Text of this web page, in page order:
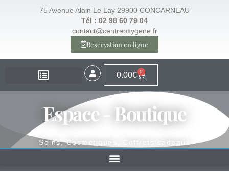
75 Avenue Alain Le Lay 29900 CONCARNEAU
Tél : 02 98 60 79 04
contact@centreoxygene.fr
Reservation en ligne
0.00€ 0
Espace - Boutique
Soins, Cosmétiques, Coffrets cadeaux